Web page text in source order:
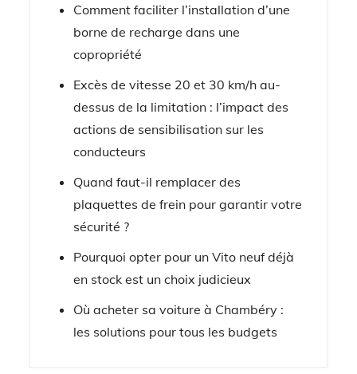
Comment faciliter l’installation d’une
borne de recharge dans une
copropriété
Excès de vitesse 20 et 30 km/h au-
dessus de la limitation : l’impact des
actions de sensibilisation sur les
conducteurs
Quand faut-il remplacer des
plaquettes de frein pour garantir votre
sécurité ?
Pourquoi opter pour un Vito neuf déjà
en stock est un choix judicieux
Où acheter sa voiture à Chambéry :
les solutions pour tous les budgets